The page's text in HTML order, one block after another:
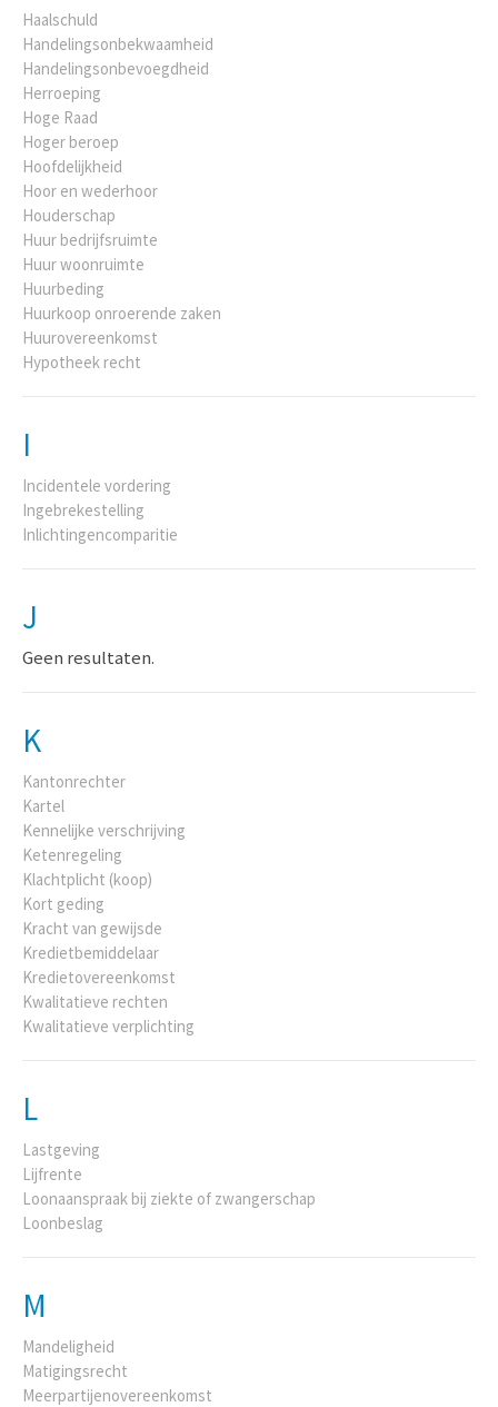
Haalschuld
Handelingsonbekwaamheid
Handelingsonbevoegdheid
Herroeping
Hoge Raad
Hoger beroep
Hoofdelijkheid
Hoor en wederhoor
Houderschap
Huur bedrijfsruimte
Huur woonruimte
Huurbeding
Huurkoop onroerende zaken
Huurovereenkomst
Hypotheek recht
I
Incidentele vordering
Ingebrekestelling
Inlichtingencomparitie
J
Geen resultaten.
K
Kantonrechter
Kartel
Kennelijke verschrijving
Ketenregeling
Klachtplicht (koop)
Kort geding
Kracht van gewijsde
Kredietbemiddelaar
Kredietovereenkomst
Kwalitatieve rechten
Kwalitatieve verplichting
L
Lastgeving
Lijfrente
Loonaanspraak bij ziekte of zwangerschap
Loonbeslag
M
Mandeligheid
Matigingsrecht
Meerpartijenovereenkomst